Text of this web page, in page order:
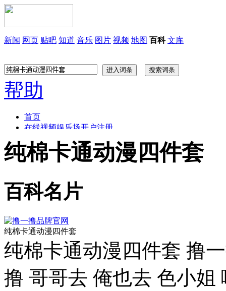
新闻 网页 贴吧 知道 音乐 图片 视频 地图 百科 文库
帮助
首页
在线视频娱乐场开户注册
另类图片 亚州春色
撸开心新网址是什么
纯棉卡通动漫四件套
百科名片
纯棉卡通动漫四件套
纯棉卡通动漫四件套 撸
撸 哥哥去 俺也去 色小姐